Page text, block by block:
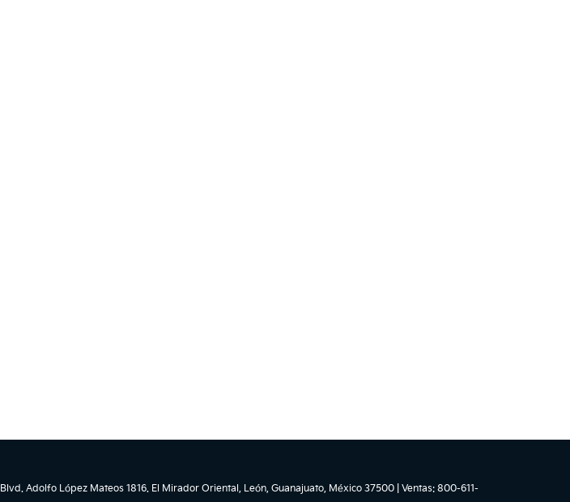
Blvd. Adolfo López Mateos 1816. El Mirador Oriental, León, Guanajuato, México 37500 | Ventas: 800-611-